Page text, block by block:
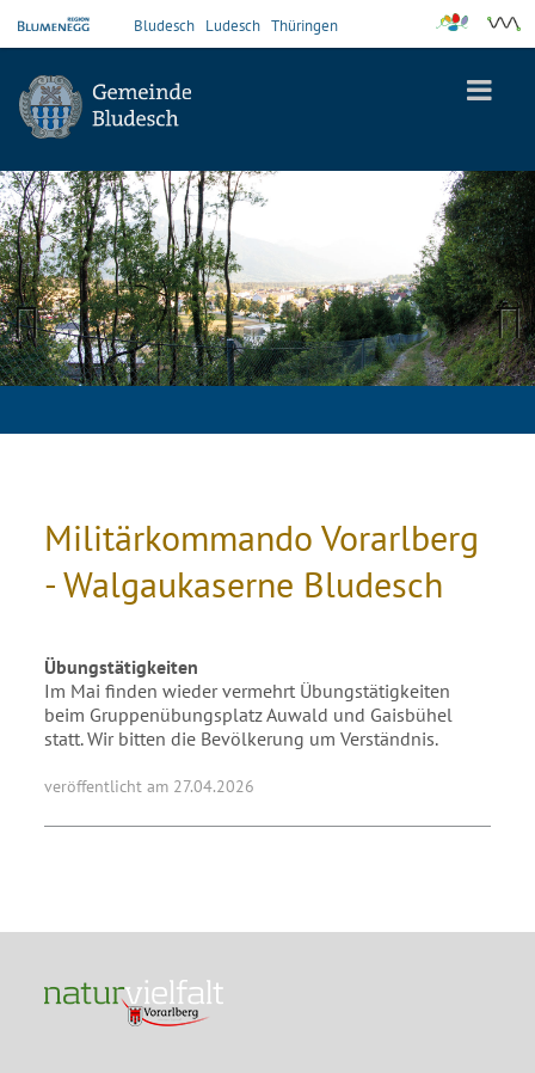
Bludesch Ludesch Thüringen
Previous Next
Militärkommando Vorarlberg
- Walgaukaserne Bludesch
Übungstätigkeiten
Im Mai finden wieder vermehrt Übungstätigkeiten
beim Gruppenübungsplatz Auwald und Gaisbühel
statt. Wir bitten die Bevölkerung um Verständnis.
veröffentlicht am 27.04.2026